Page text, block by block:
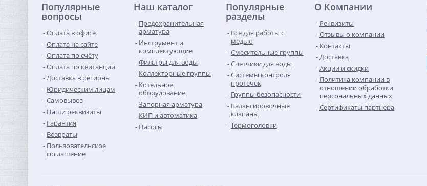
4 856,00 руб.
-68%
Модуль Neptun Smart+
TUYA для удаленного
управления
19 410,56
60 658,00 руб.
Популярные
вопросы
Оплата в офисе
Оплата на сайте
Оплата по счёту
Оплата по квитанции
Доставка в регионы
Юридическим лицам
Самовывоз
Наши реквизиты
Гарантия
Возвраты
Пользовательское
соглашение
Наш каталог
Предохранительная
арматура
Инструмент и
комплектующие
Фильтры для воды
Коллекторные группы
Котельное
оборудование
Запорная арматура
КИП и автоматика
Насосы
Популярные
разделы
Все для работы с
медью
Смесительные группы
Счетчики для воды
Системы контроля
протечек
Группы безопасности
Балансировочные
клапаны
Термоголовки
О Компании
Реквизиты
Отзывы о компании
Контакты
Доставка
Акции и скидки
Политика компании в
отношении обработки
персональных данных
Сертификаты партнера